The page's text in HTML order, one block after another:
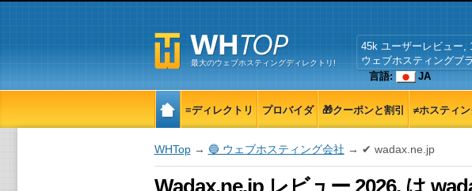
最大のウェブホスティングディレクトリ!
45k ユーザーレビュー,
ウェブホスティングブ
言語:
JA
≡ディレクトリ プロバイダ 🎁クーポンと割引 ≠ホスティ
WHTop→ 🔵 ウェブホスティング会社 → ✔ wadax.ne.jp
Wadax.ne.jp レビュー 2026. は